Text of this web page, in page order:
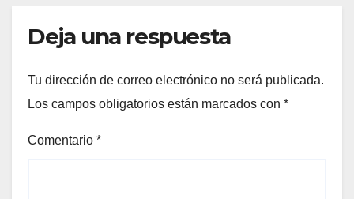
Deja una respuesta
Tu dirección de correo electrónico no será publicada.
Los campos obligatorios están marcados con *
Comentario *